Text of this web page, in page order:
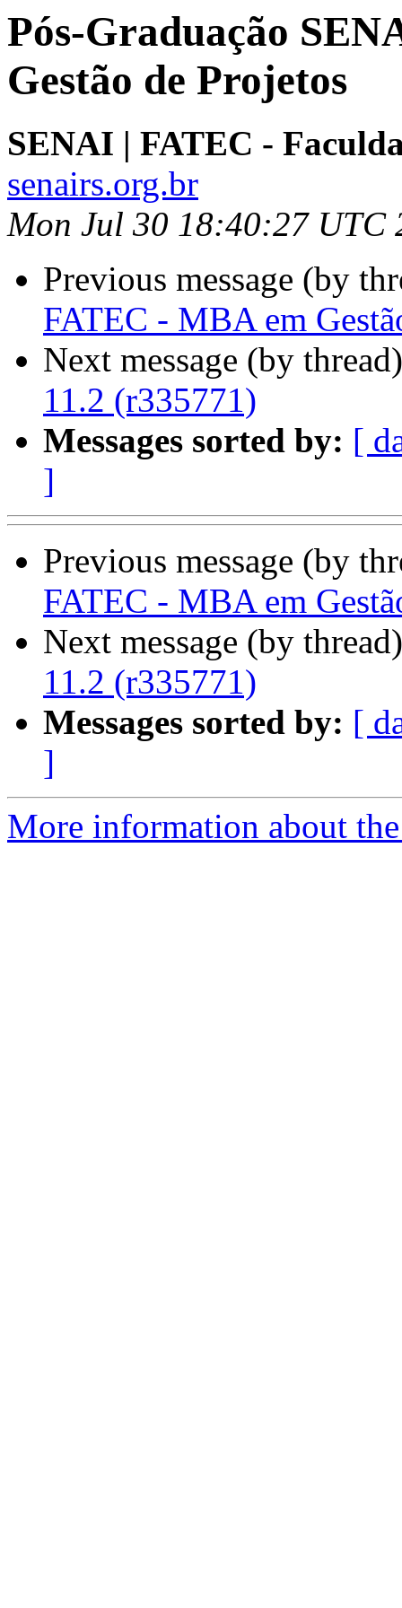
Pós-Graduação
Gestão de Projetos
SENAI | FATEC -
senairs.org.br
Mon Jul 30 18:40:27 UTC
Previous message (by
FATEC - MBA em
Next message (by
11.2 (r335771)
Messages sorted by: [
]
Previous message (by
FATEC - MBA em
Next message (by
11.2 (r335771)
Messages sorted by: [
]
More information about